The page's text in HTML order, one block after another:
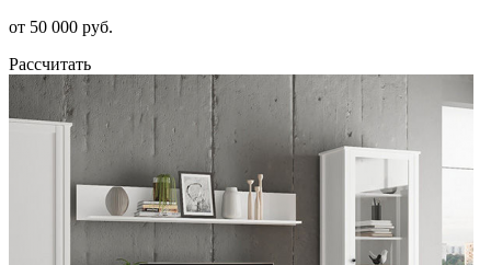
от 50 000 руб.
Рассчитать